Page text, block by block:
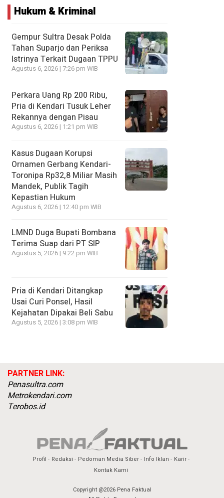
Hukum & Kriminal
Gempur Sultra Desak Polda
Tahan Suparjo dan Periksa
Istrinya Terkait Dugaan TPPU
Agustus 6, 2026 | 7:26 pm WIB
Perkara Uang Rp 200 Ribu,
Pria di Kendari Tusuk Leher
Rekannya dengan Pisau
Agustus 6, 2026 | 1:21 pm WIB
Kasus Dugaan Korupsi
Ornamen Gerbang Kendari-
Toronipa Rp32,8 Miliar Masih
Mandek, Publik Tagih
Kepastian Hukum
Agustus 6, 2026 | 12:40 pm WIB
LMND Duga Bupati Bombana
Terima Suap dari PT SIP
Agustus 5, 2026 | 9:22 pm WIB
Pria di Kendari Ditangkap
Usai Curi Ponsel, Hasil
Kejahatan Dipakai Beli Sabu
Agustus 5, 2026 | 3:08 pm WIB
PARTNER LINK:
Penasultra.com
Metrokendari.com
Terobos.id
Profil Redaksi Pedoman Media Siber Info Iklan
Karir
Kontak Kami
Copyright @2026 Pena Faktual